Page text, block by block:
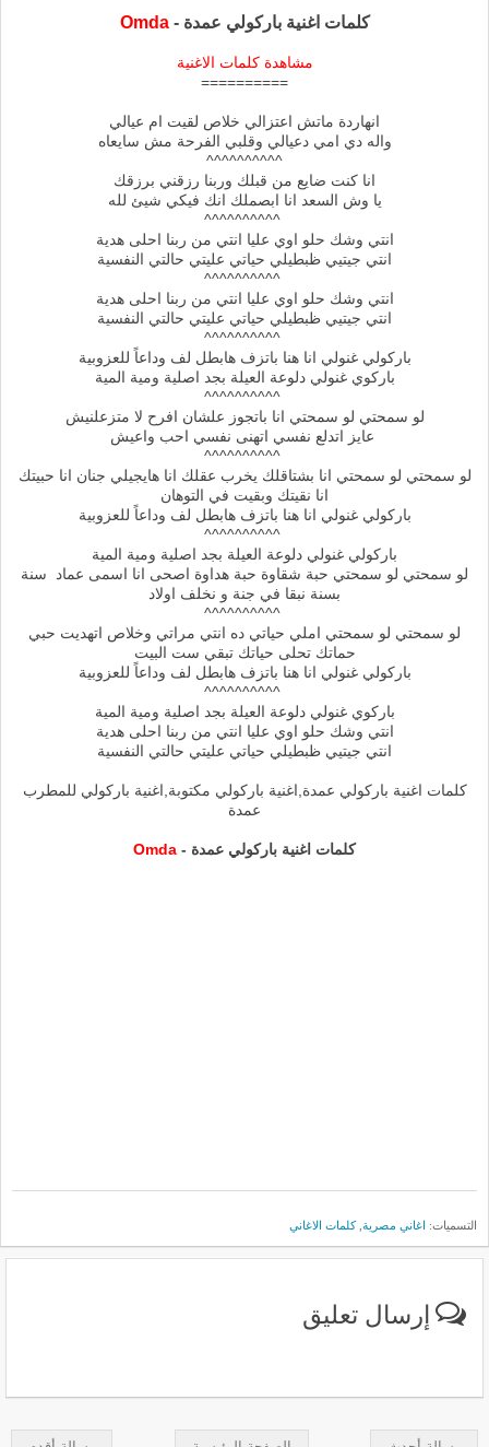
كلمات اغنية باركولي عمدة -Omda
مشاهدة كلمات الاغنية
==========
انهاردة ماتش اعتزالي خلاص لقيت ام عيالي
واله دي امي دعيالي وقلبي الفرحة مش سايعاه
^^^^^^^^^^
انا كنت ضايع من قبلك وربنا رزقني برزقك
يا وش السعد انا ابصملك انك فيكي شيئ لله
^^^^^^^^^^
انتي وشك حلو اوي عليا انتي من ربنا احلى هدية
انتي جيتيي ظبطيلي حياتي عليتي حالتي النفسية
^^^^^^^^^^
انتي وشك حلو اوي عليا انتي من ربنا احلى هدية
انتي جيتيي ظبطيلي حياتي عليتي حالتي النفسية
^^^^^^^^^^
باركولي غنولي انا هنا باتزف هابطل لف وداعاً للعزوبية
باركوي غنولي دلوعة العيلة بجد اصلية ومية المية
^^^^^^^^^^
لو سمحتي لو سمحتي انا باتجوز علشان افرح لا متزعلنيش
عايز اتدلع نفسي اتهنى نفسي احب واعيش
^^^^^^^^^^
لو سمحتي لو سمحتي انا بشتاقلك يخرب عقلك انا هايجيلي جنان انا حبيتك
انا نقيتك وبقيت في التوهان
باركولي غنولي انا هنا باتزف هابطل لف وداعاً للعزوبية
^^^^^^^^^^
باركولي غنولي دلوعة العيلة بجد اصلية ومية المية
لو سمحتي لو سمحتي حبة شقاوة حبة هداوة اصحى انا اسمى عماد سنة
بسنة نبقا في جنة و نخلف اولاد
^^^^^^^^^^
لو سمحتي لو سمحتي املي حياتي ده انتي مراتي وخلاص اتهديت حبي
حماتك تحلى حياتك تبقي ست البيت
باركولي غنولي انا هنا باتزف هابطل لف وداعاً للعزوبية
^^^^^^^^^^
باركوي غنولي دلوعة العيلة بجد اصلية ومية المية
انتي وشك حلو اوي عليا انتي من ربنا احلى هدية
انتي جيتيي ظبطيلي حياتي عليتي حالتي النفسية
كلمات اغنية باركولي عمدة,اغنية باركولي مكتوبة,اغنية باركولي للمطرب
عمدة
كلمات اغنية باركولي عمدة - Omda
التسميات: اغاني مصرية ,كلمات الاغاني
إرسال تعليق